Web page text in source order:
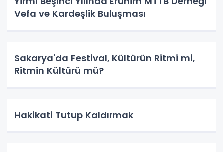
Vefa ve Kardeşlik Buluşması
Sakarya'da Festival, Kültürün Ritmi mi,
Ritmin Kültürü mü?
Hakikati Tutup Kaldırmak